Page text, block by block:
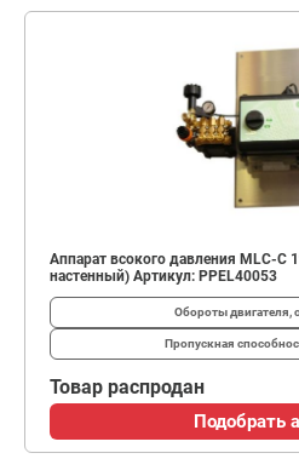
Аппарат всокого давления MLC-C
настенный) Артикул: PPEL40053
Обороты двигателя,
Пропускная
Товар распродан
Подобрать